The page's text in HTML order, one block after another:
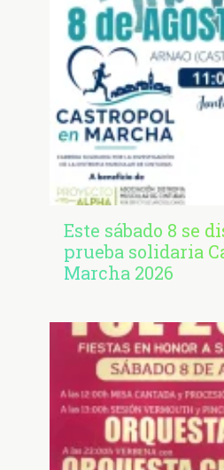
Este sábado 8 se
prueba solidaria
Marcha 2026